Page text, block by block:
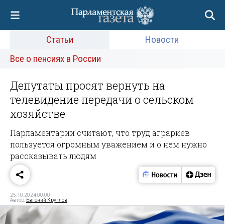
Статьи
Новости
Все о пенсиях в России
Депутаты просят вернуть на
телевидение передачи о сельском
хозяйстве
Парламентарии считают, что труд аграриев
пользуется огромным уважением и о нем нужно
рассказывать людям
25.10.2024 00:00
Автор: Евгений Круглов